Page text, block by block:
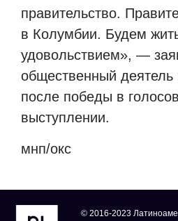
правительство.
в Колумбии. Будем
удовольствием», —
общественный
после победы в
выступлении.
мнп/окс
© 2016-2023